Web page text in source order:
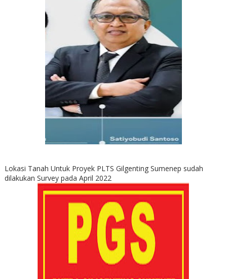
Lokasi Tanah Untuk Proyek PLTS Gilgenting Sumenep sudah
dilakukan Survey pada April 2022